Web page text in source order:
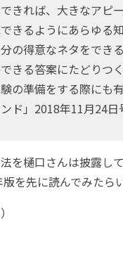
きれば、大きなアピ
きるようにあらゆる
の得意なネタをでき
きる答案にたどりつ
の準備をする際にも
ド」2018年11月24日
を樋口さんは披露し
を先に読んでみたら